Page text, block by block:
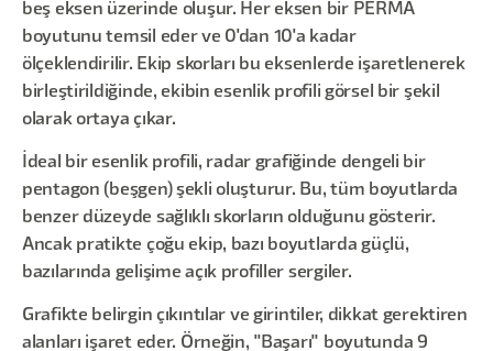
beş eksen üzerinde oluşur. Her eksen bir PERMA
boyutunu temsil eder ve 0'dan 10'a kadar
ölçeklendirilir. Ekip skorları bu eksenlerde işaretlenerek
birleştirildiğinde, ekibin esenlik profili görsel bir şekil
olarak ortaya çıkar.
İdeal bir esenlik profili, radar grafiğinde dengeli bir
pentagon (beşgen) şekli oluşturur. Bu, tüm boyutlarda
benzer düzeyde sağlıklı skorların olduğunu gösterir.
Ancak pratikte çoğu ekip, bazı boyutlarda güçlü,
bazılarında gelişime açık profiller sergiler.
Grafikte belirgin çıkıntılar ve girintiler, dikkat gerektiren
alanları işaret eder. Örneğin, "Başarı" boyutunda 9